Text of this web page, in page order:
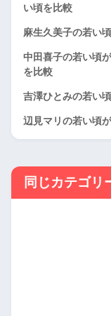
い頃を比較
麻生久美子の若い
中田喜子の若い頃
を比較
吉澤ひとみの若い
辺見マリの若い頃
同じカテゴリ